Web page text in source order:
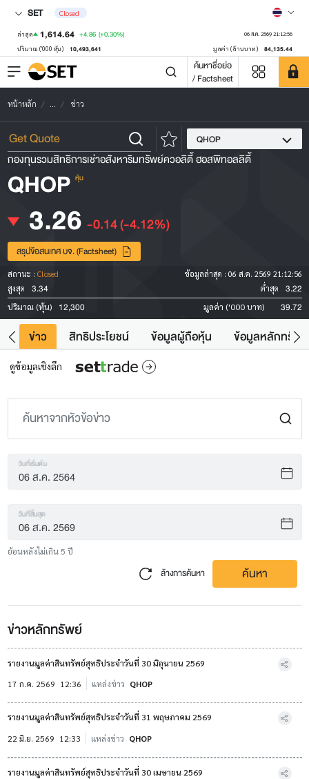
SET Closed
ล่าสุด 1,614.64 +4.86 (+0.30%) 06 ส.ค. 2569 21:12:56
ปริมาณ ('000 หุ้น) 10,493,641 มูลค่า (ล้านบาท) 84,135.44
ค้นหาชื่อย่อ
/ Factsheet
หน้าหลัก ... ข่าว
QHOP
กองทุนรวมสิทธิการเช่าอสังหาริมทรัพย์ควอลิตี้ ฮอสพิทอลลิตี้
QHOP หุ้น
3.26 -0.14(-4.12%)
สรุปข้อสนเทศ บจ. (Factsheet)
สถานะ : Closed ข้อมูลล่าสุด : 06 ส.ค. 2569 21:12:56
สูงสุด
3.34 ต่ำสุด 3.22
ปริมาณ (หุ้น) 12,300 มูลค่า ('000 บาท) 39.72
ข่าว สิทธิประโยชน์ ข้อมูลผู้ถือหุ้น ข้อมูลหลักทรัพย์
ดูข้อมูลเชิงลึก
วันที่เริ่มต้น
วันที่สิ้นสุด
ย้อนหลังไม่เกิน 5 ปี
ล้างการค้นหา ค้นหา
ข่าวหลักทรัพย์
รายงานมูลค่าสินทรัพย์สุทธิประจำวันที่ 30 มิถุนายน 2569
17 ก.ค. 2569 12:36 แหล่งข่าว QHOP
รายงานมูลค่าสินทรัพย์สุทธิประจำวันที่ 31 พฤษภาคม 2569
22 มิ.ย. 2569 12:33 แหล่งข่าว QHOP
รายงานมูลค่าสินทรัพย์สุทธิประจำวันที่ 30 เมษายน 2569